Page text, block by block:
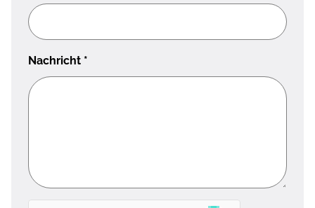
Nachricht *